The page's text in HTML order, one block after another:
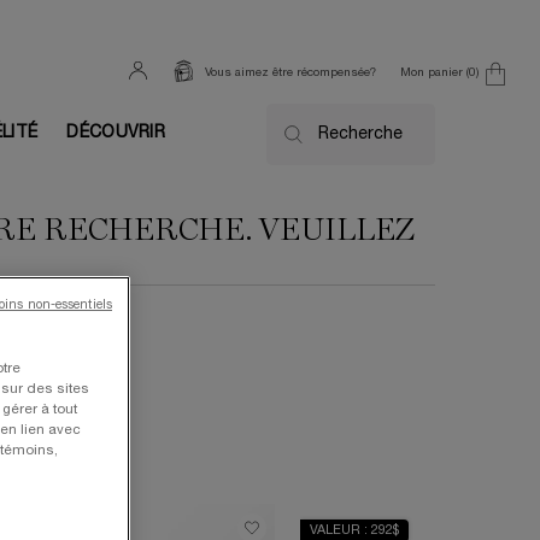
Vous aimez être récompensée? Mon panier 0
0 product in cart
DÉCOUVRIR Recherche
RECHERCHE. VEUILLEZ
VALEUR : 292$
sur des sites
à tout
lien avec
non-essentiels